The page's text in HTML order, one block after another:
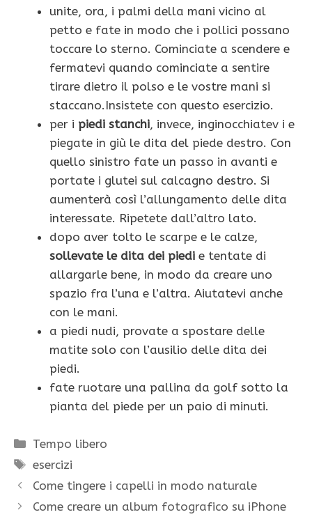
unite, ora, i palmi della mani vicino al
petto e fate in modo che i pollici possano
toccare lo sterno. Cominciate a scendere e
fermatevi quando cominciate a sentire
tirare dietro il polso e le vostre mani si
staccano.Insistete con questo esercizio.
per i piedi stanchi, invece, inginocchiatev i e
piegate in giù le dita del piede destro. Con
quello sinistro fate un passo in avanti e
portate i glutei sul calcagno destro. Si
aumenterà così l’allungamento delle dita
interessate. Ripetete dall’altro lato.
dopo aver tolto le scarpe e le calze,
sollevate le dita dei piedi e tentate di
allargarle bene, in modo da creare uno
spazio fra l’una e l’altra. Aiutatevi anche
con le mani.
a piedi nudi, provate a spostare delle
matite solo con l’ausilio delle dita dei
piedi.
fate ruotare una pallina da golf sotto la
pianta del piede per un paio di minuti.
Categorie
Tempo libero
Tag
esercizi
Come tingere i capelli in modo naturale
Come creare un album fotografico su iPhone